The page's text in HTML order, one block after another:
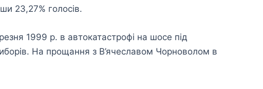
23,27% голосів.
1999 р. в автокатастрофі на шосе під
На прощання з В’ячеславом Чорноволом в